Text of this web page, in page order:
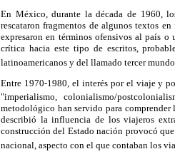
En México, durante la década de 1960,
rescataron fragmentos de algunos textos
expresaron en términos ofensivos al país
crítica hacia este tipo de escritos,
latinoamericanos y del llamado tercer mundo.
Entre 1970-1980, el interés por el viaje y
"imperialismo, colonialismo/
metodológico han servido para
describió la influencia de los viajeros
construcción del Estado nación provocó
nacional, aspecto con el que contaban los